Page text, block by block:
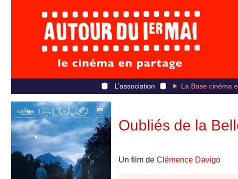
L’association La Base cinéma
Oubliés de la
Un film de Clémence Davigo